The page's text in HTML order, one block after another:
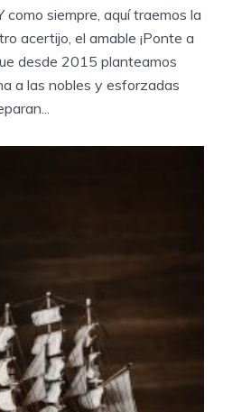
como siempre, aquí traemos la
acertijo, el amable ¡Ponte a
desde 2015 planteamos
a las nobles y esforzadas